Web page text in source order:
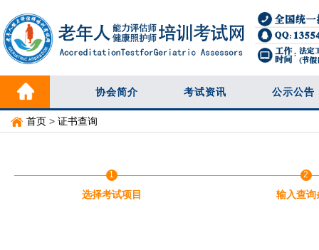
协会简介 考试资讯 公示公告
首页 > 证书查询
1
选择考试项目
2
输入查询